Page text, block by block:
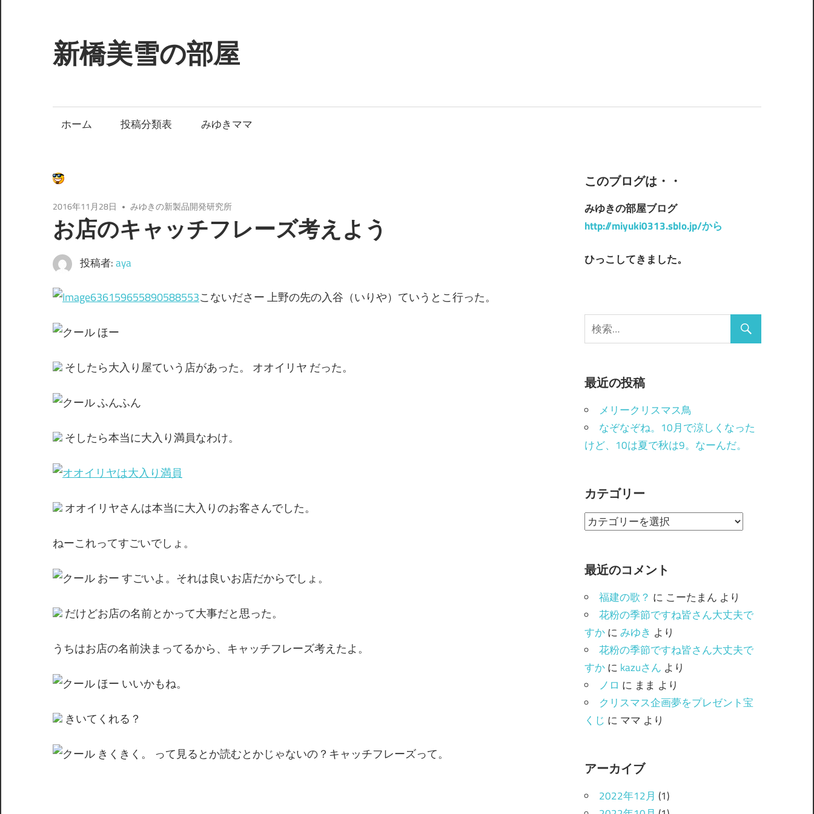
テ
ン
キ
新橋美雪の部屋
し
た
癒
し
の
空
間
ホーム 投稿分類表 みゆきママ
2016年11月28日 みゆきの新製品開発研究所
お店のキャッチフレーズ考えよう
投稿者:aya
こないださー 上野の先の入谷（いりや）ていうとこ行った。
ほー
そしたら大入り屋ていう店があった。 オオイリヤ だった。
ふんふん
そしたら本当に大入り満員なわけ。
オオイリヤさんは本当に大入りのお客さんでした。
ねーこれってすごいでしょ。
おー すごいよ。それは良いお店だからでしょ。
だけどお店の名前とかって大事だと思った。
うちはお店の名前決まってるから、キャッチフレーズ考えたよ。
ほー いいかもね。
きいてくれる？
きくきく。 って見るとか読むとかじゃないの？キャッチフレーズって。
このブログは・・
みゆきの部屋ブログ
http://miyuki0313.sblo.jp/から
ひっこしてきました。
最近の投稿
メリークリスマス鳥
なぞなぞね。10月で涼しくなった
けど、10は夏で秋は9。なーんだ。
カテゴリー
カ
リ
ー
最近のコメント
福建の歌？ に こーたまん より
花粉の季節ですね皆さん大丈夫で
すかにみゆき より
花粉の季節ですね皆さん大丈夫で
すかに kazuさん より
ノロ に まま より
クリスマス企画夢をプレゼント宝
くじ に ママ より
アーカイブ
2022年12月 (1)